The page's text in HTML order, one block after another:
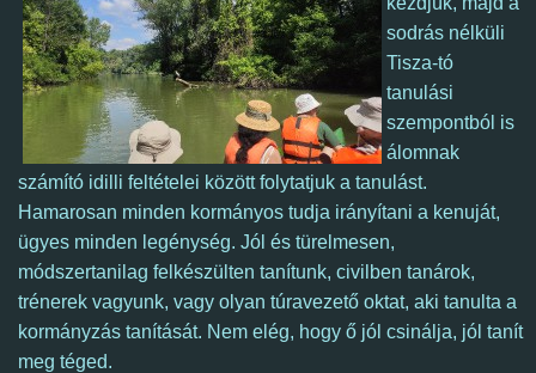
sodrás nélküli
Tisza-tó
tanulási
szempontból is
álomnak
számító idilli feltételei között folytatjuk a tanulást.
Hamarosan minden kormányos tudja irányítani a kenuját,
ügyes minden legénység. Jól és türelmesen,
módszertanilag felkészülten tanítunk, civilben tanárok,
trénerek vagyunk, vagy olyan túravezető oktat, aki tanulta a
kormányzás tanítását. Nem elég, hogy ő jól csinálja, jól tanít
meg téged.